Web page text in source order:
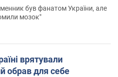
був фанатом України, але
мозок"
врятували
обрав для себе